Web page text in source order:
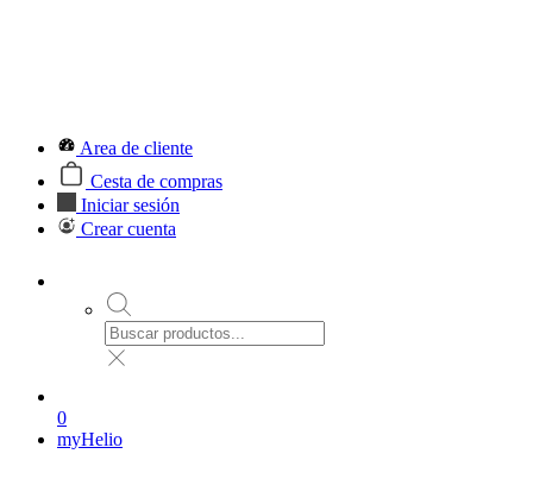
Area de cliente
Cesta de compras
Iniciar sesión
Crear cuenta
0
myHelio